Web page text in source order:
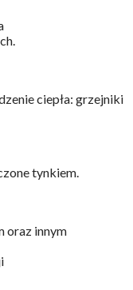
ciepła: grzejniki
tynkiem.
oraz innym